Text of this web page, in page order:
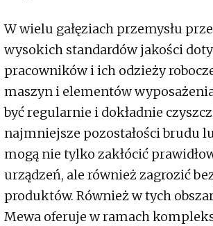
W wielu gałęziach przemysłu
wysokich standardów jakości
pracowników i ich odzieży
maszyn i elementów
być regularnie i dokładnie
najmniejsze pozostałości brudu
mogą nie tylko zakłócić
urządzeń, ale również zagrozić
produktów. Również w tych
Mewa oferuje w ramach